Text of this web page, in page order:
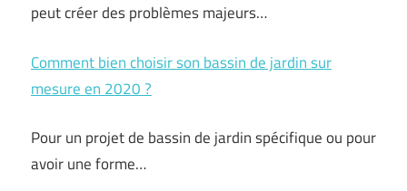
peut créer des problèmes majeurs…
Comment bien choisir son bassin de jardin sur
mesure en 2020 ?
Pour un projet de bassin de jardin spécifique ou pour
avoir une forme…